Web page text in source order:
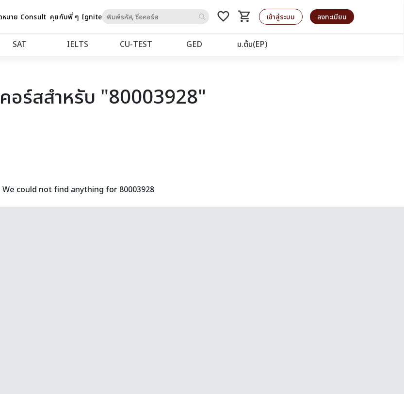
หมาย Consult คุยกับพี่ ๆ Igniteto
favorite_border shopping_cart
รถเข็น เข้าสู่ระบบ ลงทะเบียน
SAT IELTS CU‑TEST GED ม.ต้น(EP)
อร์สสำหรับ "80003928"
We could not find anything for 80003928